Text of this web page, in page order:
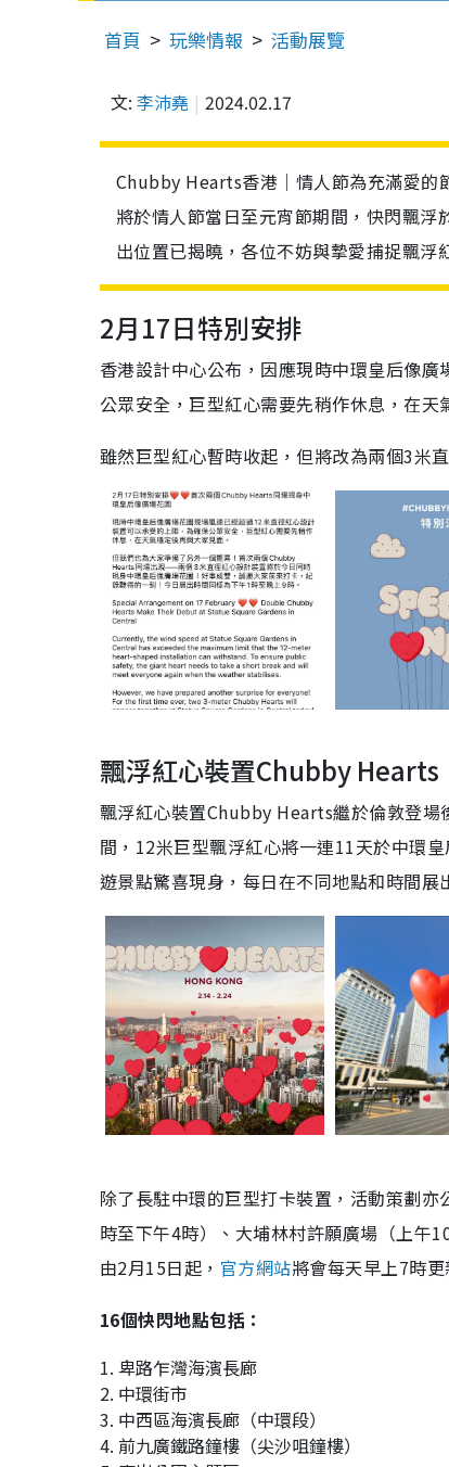
首頁 玩樂情報 活動展覽
文: 李沛堯 2024.02.17
Chubby Hearts香港｜情人節為充滿愛的
將於情人節當日至元宵節期間，快閃飄
出位置已揭曉，各位不妨與摯愛捕捉飄浮
2月17日特別安排
香港設計中心公布，因應現時中環皇后像
公眾安全，巨型紅心需要先稍作休息，在天
雖然巨型紅心暫時收起，但將改為兩個3米
飄浮紅心裝置Chubby Hearts
飄浮紅心裝置Chubby Hearts繼於倫敦登
間，12米巨型飄浮紅心將一連11天於中環
遊景點驚喜現身，每日在不同地點和時間展
除了長駐中環的巨型打卡裝置，活動策劃
時至下午4時）、大埔林村許願廣場（上午
由2月15日起， 官方網站將會每天早上7時
16個快閃地點包括：
1. 卑路乍灣海濱長廊
2. 中環街市
3. 中西區海濱長廊（中環段）
4. 前九廣鐵路鐘樓（尖沙咀鐘樓）